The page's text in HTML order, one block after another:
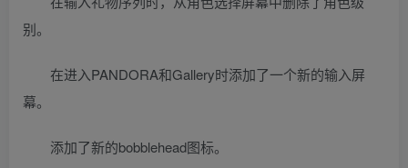
别。
在进入PANDORA和Gallery时添加了一个新的输入屏
幕。
添加了新的bobblehead图标。